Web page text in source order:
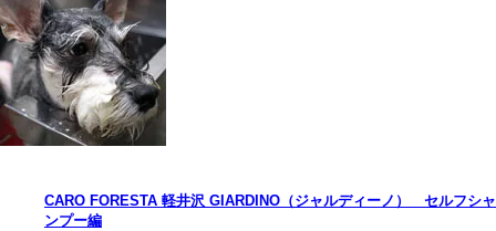
CARO FORESTA 軽井沢 GIARDINO（ジャルディーノ） セルフシャ
ンプー編